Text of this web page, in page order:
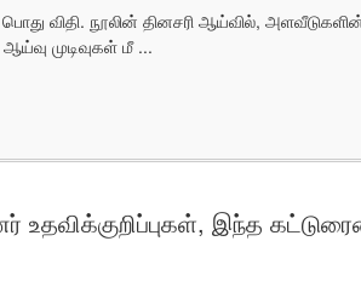
விதி. நூலின் தினசரி ஆய்வில்,
முடிவுகள் மீ ...
இந்த